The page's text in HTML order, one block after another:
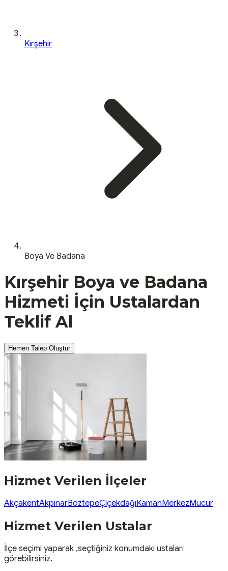
Kırşehir
Boya Ve Badana
Kırşehir Boya ve Badana
Hizmeti İçin Ustalardan
Teklif Al
Hemen Talep Oluştur
Hizmet Verilen İlçeler
AkçakentAkpınarBoztepeÇiçekdağıKamanMerkezMucur
Hizmet Verilen Ustalar
İlçe seçimi yaparak ,seçtiğiniz konumdaki ustaları
görebilirsiniz.